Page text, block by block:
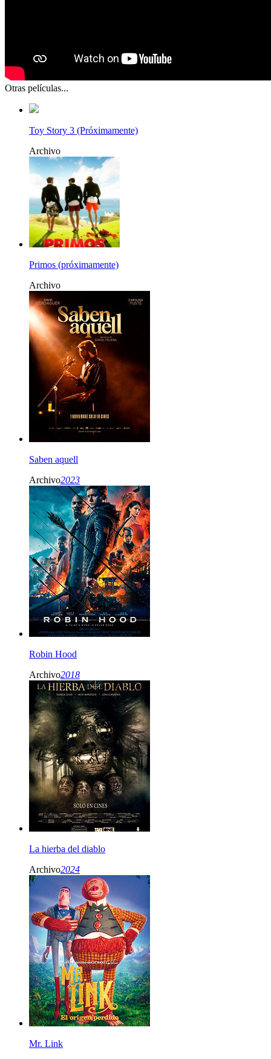
Otras películas...
Toy Story 3 (Próximamente)
Archivo
Primos (próximamente)
Archivo
Saben aquell
Archivo2023
Robin Hood
Archivo2018
La hierba del diablo
Archivo2024
Mr. Link